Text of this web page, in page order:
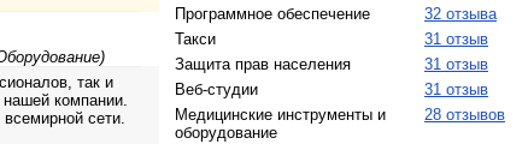
так и
компании.
сети.
Программное обеспечение
32 отзыва
Такси
31 отзыв
Защита прав населения
31 отзыв
Веб-студии
31 отзыв
Медицинские инструменты и
оборудование
28 отзывов